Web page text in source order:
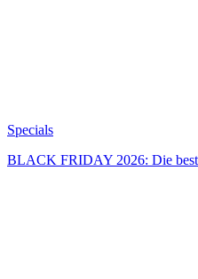
Specials
BLACK FRIDAY 2026: Die